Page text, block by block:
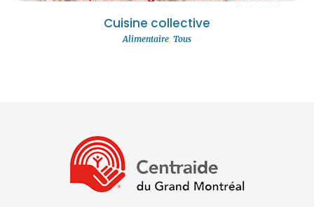
Cuisine collective
Alimentaire, Tous